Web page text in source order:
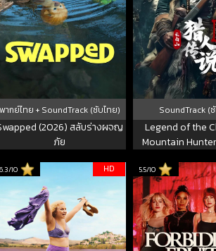
พากย์ไทย + SoundTrack (ซับไทย)
(2026) สลับร่างผจญ
ภัย
SoundTrack (
Legend of the
Mountain
6.3/10 HD 5.5/10